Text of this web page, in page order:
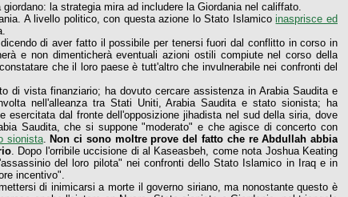
la strategia mira ad includere la Giordania nel califfato.
A livello politico, con questa azione lo Stato Islamicoinasprisce ed
di aver fatto il possibile per tenersi fuori dal conflitto in corso in
e non dimenticherà eventuali azioni ostili compiute nel corso della
che il loro paese è tutt'altro che invulnerabile nei confronti del
di vista finanziario; ha dovuto cercare assistenza in Arabia Saudita e
nell'alleanza tra Stati Uniti, Arabia Saudita e stato sionista; ha
esercitata dal fronte dell'opposizione jihadista nel sud della siria, dove
Saudita, che si suppone "moderato" e che agisce di concerto con
sionista. Non ci sono moltre prove del fatto che re Abdullah abbia
. Dopo l'orribile uccisione di al Kaseasbeh, come nota Joshua Keating
del loro pilota" nei confronti dello Stato Islamico in Iraq e in
incentivo".
di inimicarsi a morte il governo siriano, ma nonostante questo è